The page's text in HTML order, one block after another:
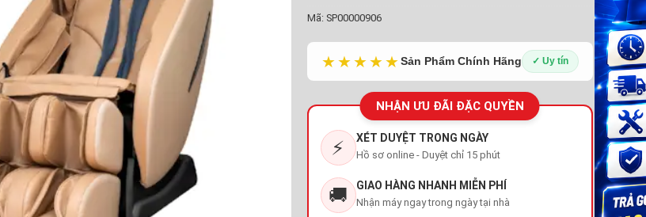
Mã: SP00000906
★★★★★Sản Phẩm Chính Hãng ✓ Uy tín
NHẬN ƯU ĐÃI ĐẶC QUYỀN
⚡ XÉT DUYỆT TRONG NGÀY
Hồ sơ online - Duyệt chỉ 15 phút
🚚 GIAO HÀNG NHANH MIỄN PHÍ
Nhận máy ngay trong ngày tại nhà